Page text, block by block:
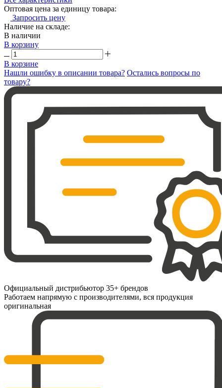
Оптовая цена за единицу товара:
Запросить цену
Наличие на складе:
В наличии
В корзину
В корзине
Нашли ошибку в описании товара? Остались вопросы по
товару?
Официальный дистрибьютор 35+ брендов
Работаем напрямую с производителями, вся продукция
оригинальная